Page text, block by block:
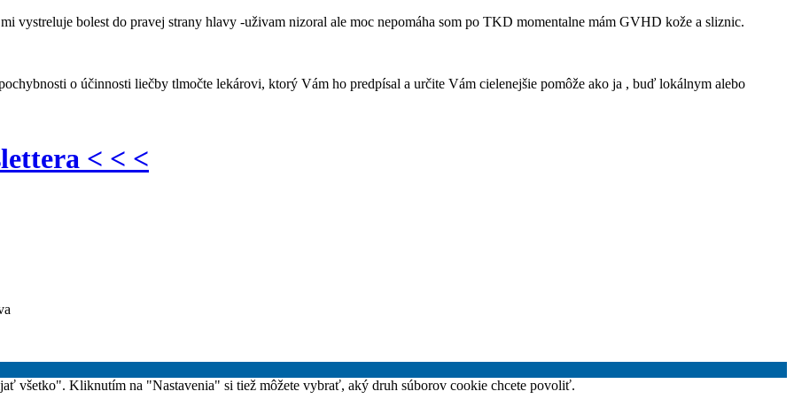
vystreluje bolest do pravej strany hlavy -uživam nizoral ale moc nepomáha som po TKD momentalne mám GVHD kože a sliznic.
o účinnosti liečby tlmočte lekárovi, ktorý Vám ho predpísal a určite Vám cielenejšie pomôže ako ja , buď lokálnym alebo
< < <
všetko". Kliknutím na "Nastavenia" si tiež môžete vybrať, aký druh súborov cookie chcete povoliť.